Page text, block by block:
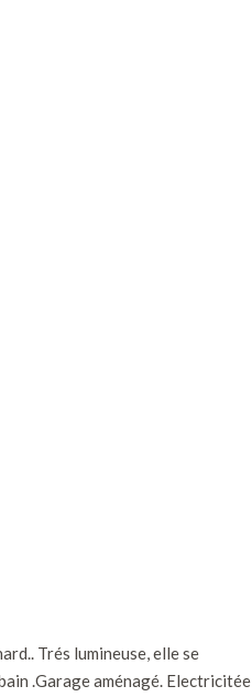
Trés lumineuse, elle se
.Garage aménagé. Electricitée